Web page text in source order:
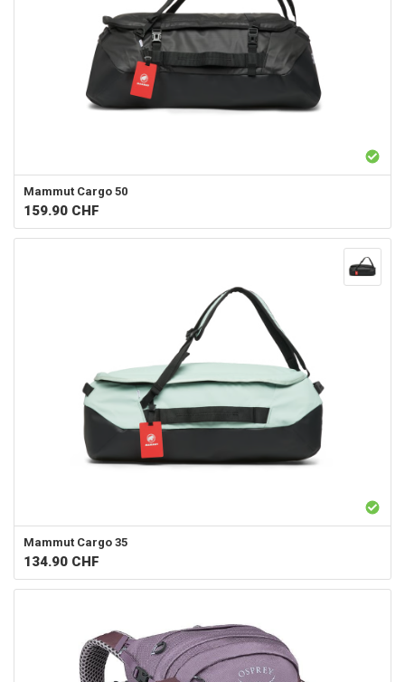
Mammut Cargo 50
159.90 CHF
Mammut Cargo 35
134.90 CHF